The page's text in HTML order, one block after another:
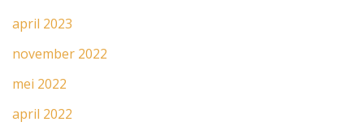
april 2023
november 2022
mei 2022
april 2022